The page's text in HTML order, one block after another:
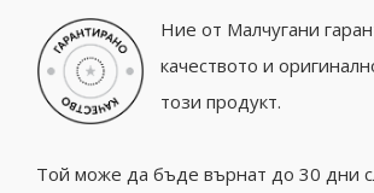
Ние от Малчугани
качеството и
този продукт.
Той може да бъде върнат до 30 дни